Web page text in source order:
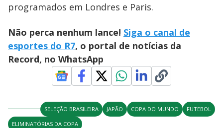
programados em Londres e Paris.
Não perca nenhum lance! Siga o canal de
esportes do R7, o portal de notícias da
Record, no WhatsApp
SELEÇÃO BRASILEIRA JAPÃO COPA DO MUNDO
FUTEBOL
ELIMINATÓRIAS DA COPA